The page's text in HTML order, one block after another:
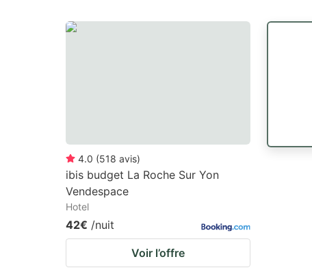
4.0 (518 avis)
ibis budget La Roche Sur Yon
Vendespace
Hotel
42€ /nuit
Voir l’offre